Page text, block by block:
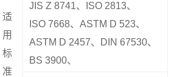
适
用
标
准
JIS Z 8741、ISO 2813、
ISO 7668、ASTM D 523、
ASTM D 2457、DIN 67530、
BS 3900、